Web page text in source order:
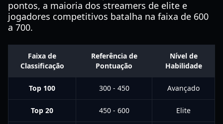
pontos, a maioria dos streamers de elite e
jogadores competitivos batalha na faixa de 600
a 700.
Faixa de
Classificação
Referência de
Pontuação
Nível de
Habilidade
Top 100 300 - 450 Avançado
Top 20 450 - 600 Elite